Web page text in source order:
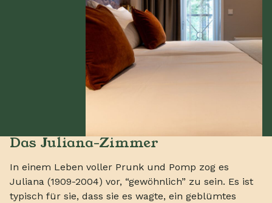
Das Juliana-Zimmer
In einem Leben voller Prunk und Pomp zog es
Juliana (1909-2004) vor, “gewöhnlich” zu sein. Es ist
typisch für sie, dass sie es wagte, ein geblümtes